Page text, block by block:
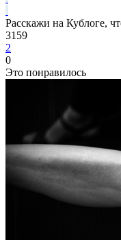
Расскажи на Кублоге,
3159
2
0
Это понравилось